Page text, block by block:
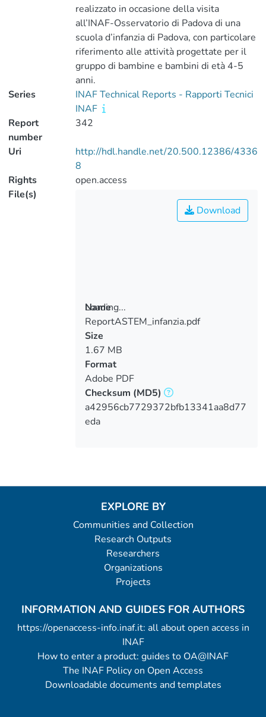
realizzato in occasione della visita
all’INAF-Osservatorio di Padova di una
scuola d’infanzia di Padova, con particolare
riferimento alle attività progettate per il
gruppo di bambine e bambini di età 4-5
anni.
Series
INAF Technical Reports - Rapporti Tecnici
INAF
Report
number
342
Uri
http://hdl.handle.net/20.500.12386/4336
8
Rights
open.access
File(s)
Loading...
Loading...
Download
Name
ReportASTEM_infanzia.pdf
Size
1.67 MB
Format
Adobe PDF
Checksum (MD5)
a42956cb7729372bfb13341aa8d77
eda
EXPLORE BY
Communities and Collection
Research Outputs
Researchers
Organizations
Projects
INFORMATION AND GUIDES FOR AUTHORS
https://openaccess-info.inaf.it: all about open access in
INAF
How to enter a product: guides to OA@INAF
The INAF Policy on Open Access
Downloadable documents and templates